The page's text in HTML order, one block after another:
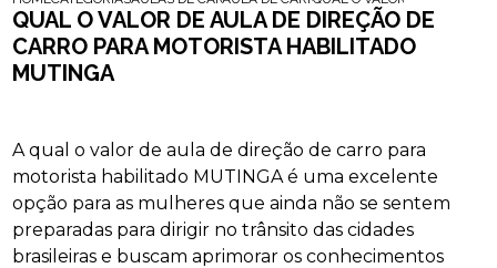
QUAL O VALOR DE AULA DE DIREÇÃO DE
CARRO PARA MOTORISTA HABILITADO
MUTINGA
A qual o valor de aula de direção de carro para
motorista habilitado MUTINGA é uma excelente
opção para as mulheres que ainda não se sentem
preparadas para dirigir no trânsito das cidades
brasileiras e buscam aprimorar os conhecimentos